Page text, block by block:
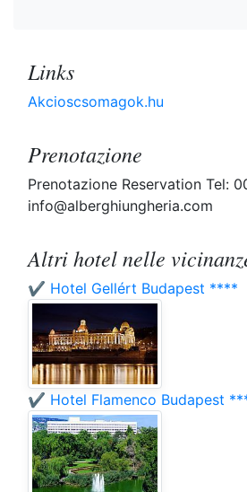
Links
Akcioscsomagok.hu
Prenotazione
Prenotazione Reservation Tel:
info@alberghiungheria.com
Altri hotel nelle
✔️ Hotel Gellért Budapest ****
✔️ Hotel Flamenco Budapest